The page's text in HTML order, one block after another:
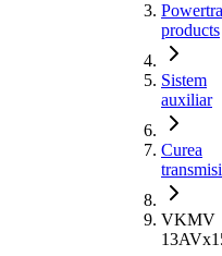
products
Sistem
auxiliar
Curea
VKMV